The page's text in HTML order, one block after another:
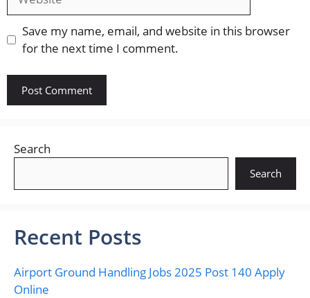
Save my name, email, and website in this browser
for the next time I comment.
Search
Search
Recent Posts
Airport Ground Handling Jobs 2025 Post 140 Apply
Online